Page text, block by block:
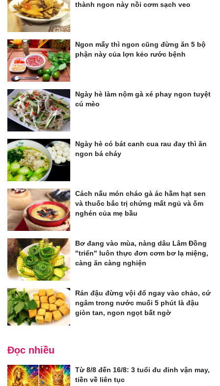
thành ngon này nồi cơm sạch veo
Ngon mấy thì ngon cũng đừng ăn 5 bộ
phận này của lợn kẻo rước bệnh
Ngày hè làm nộm gà xé phay ngon tuyệt
cú mèo
Ngày hè có bát canh cua rau đay thì ăn
ngon bá cháy
Cách nấu món cháo gà ác hầm hạt sen
và thuốc bắc trị chứng mất ngủ và ốm
nghén của mẹ bầu
Bơ đang vào mùa, nàng dâu Lâm Đồng
"triển" luôn thực đơn cơm bơ lạ miệng,
càng ăn càng nghiện
Rán đậu đừng vội đổ ngay vào chảo, cứ
ngâm trong nước muối 5 phút là đậu
giòn tan, ngon ngọt bất ngờ
Đọc nhiều
Từ 8/8 đến 16/8: 3 tuổi đu đỉnh vận may,
tiền về liên tục